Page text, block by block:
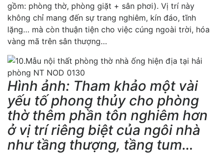
gồm: phòng thờ, phòng giặt + sân phơi). Vị trí này
không chỉ mang đến sự trang nghiêm, kín đáo, tĩnh
lặng… mà còn thuận tiện cho việc cúng ngoài trời, hóa
vàng mã trên sân thượng…
Hình ảnh: Tham khảo một vài
yếu tố phong thủy cho phòng
thờ thêm phần tôn nghiêm hơn
ở vị trí riêng biệt của ngôi nhà
như tầng thượng, tầng tum…